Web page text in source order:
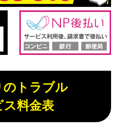
のトラブル
ス料金表